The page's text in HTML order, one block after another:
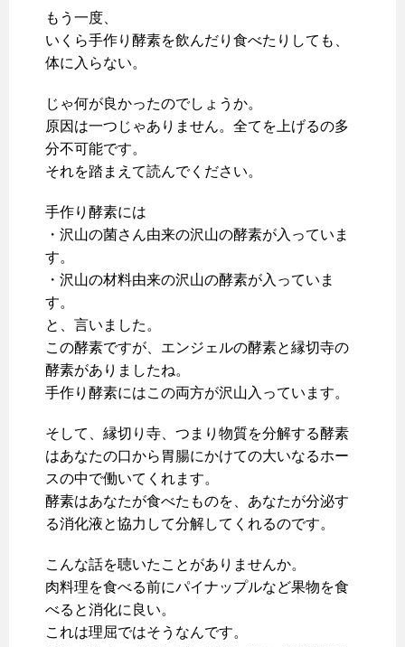
もう一度、
いくら手作り酵素を飲んだり食べたりしても、
体に入らない。
じゃ何が良かったのでしょうか。
原因は一つじゃありません。全てを上げるの多
分不可能です。
それを踏まえて読んでください。
手作り酵素には
・沢山の菌さん由来の沢山の酵素が入っていま
す。
・沢山の材料由来の沢山の酵素が入っていま
す。
と、言いました。
この酵素ですが、エンジェルの酵素と縁切寺の
酵素がありましたね。
手作り酵素にはこの両方が沢山入っています。
そして、縁切り寺、つまり物質を分解する酵素
はあなたの口から胃腸にかけての大いなるホー
スの中で働いてくれます。
酵素はあなたが食べたものを、あなたが分泌す
る消化液と協力して分解してくれるのです。
こんな話を聴いたことがありませんか。
肉料理を食べる前にパイナップルなど果物を食
べると消化に良い。
これは理屈ではそうなんです。